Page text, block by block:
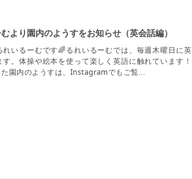
より園内のようすをお知らせ（英会話編）
れいるーむです🌈るれいるーむでは、毎週木曜日に英
。体操や絵本を使って楽しく英語に触れています！
園内のようすは、Instagramでもご覧...